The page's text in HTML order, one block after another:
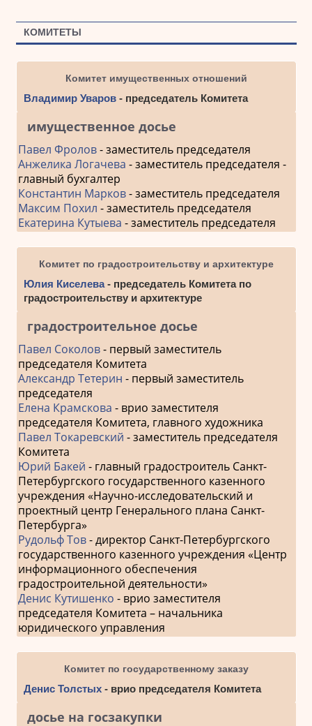
КОМИТЕТЫ
Комитет имущественных отношений
Владимир Уваров- председатель Комитета
имущественное досье
Павел Фролов- заместитель председателя
Анжелика Логачева - заместитель председателя -
главный бухгалтер
Константин Марков- заместитель председателя
Максим Похил - заместитель председателя
Екатерина Кутыева - заместитель председателя
Комитет по градостроительству и архитектуре
Юлия Киселева- председатель Комитета по
градостроительству и архитектуре
градостроительное досье
Павел Соколов- первый заместитель
председателя Комитета
Александр Тетерин - первый заместитель
председателя
Елена Крамскова - врио заместителя
председателя Комитета, главного художника
Павел Токаревский - заместитель председателя
Комитета
Юрий Бакей - главный градостроитель Санкт-
Петербургского государственного казенного
учреждения «Научно-исследовательский и
проектный центр Генерального плана Санкт-
Петербурга»
Рудольф Тов- директор Санкт-Петербургского
государственного казенного учреждения «Центр
информационного обеспечения
градостроительной деятельности»
Денис Кутишенко - врио заместителя
председателя Комитета – начальника
юридического управления
Комитет по государственному заказу
Денис Толстых- врио председателя Комитета
досье на госзакупки